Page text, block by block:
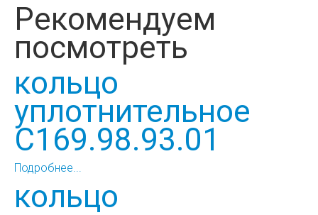
Рекомендуем
посмотреть
кольцо
уплотнительное
С169.98.93.01
Подробнее...
кольцо